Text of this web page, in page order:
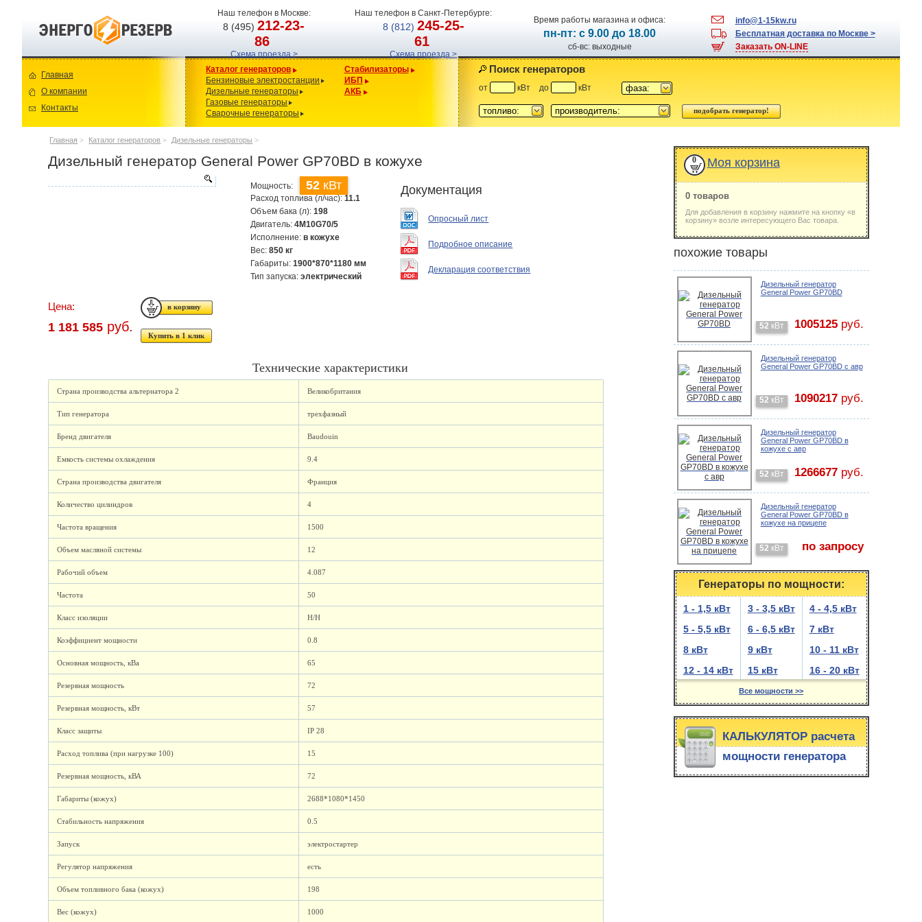
Наш телефон в Москве:
8 (495)212-23-
86
Схема проезда >
Наш телефон в Санкт-Петербурге:
8 (812) 245-25-
61
Схема проезда >
Время работы магазина и офиса:
пн-пт: с 9.00 до 18.00
сб-вс: выходные
info@1-15kw.ru
Бесплатная доставка по Москве >
Заказать ON-LINE
Главная
О компании
Контакты
Каталог генераторов
Бензиновые электростанции
Дизельные генераторы
Газовые генераторы
Сварочные генераторы
Стабилизаторы
ИБП
АКБ
Поиск генераторов
от кВт до кВт фаза:
топливо: производитель:
Главная > Каталог генераторов > Дизельные генераторы >
Дизельный генератор General Power GP70BD в кожухе
Мощность: 52 кВт
Расход топлива (л/час):11.1
Объем бака (л):198
Двигатель:4M10G70/5
Исполнение:в кожухе
Вес:850 кг
Габариты:1900*870*1180 мм
Тип запуска:электрический
Документация
Опросный лист
Подробное описание
Декларация соответствия
Цена:
1 181 585 руб.
Купить в 1 клик
Технические характеристики
Страна производства альтернатора 2 Великобритания
Тип генератора трехфазный
Бренд двигателя Baudouin
Емкость системы охлаждения 9.4
Страна производства двигателя Франция
Количество цилиндров 4
Частота вращения 1500
Объем масляной системы 12
Рабочий объем 4.087
Частота 50
Класс изоляции H/H
Коэффициент мощности 0.8
Основная мощность, кВа 65
Резервная мощность 72
Резервная мощность, кВт 57
Класс защиты IP 28
Расход топлива (при нагрузке 100) 15
Резервная мощность, кВА 72
Габариты (кожух) 2688*1080*1450
Стабильность напряжения 0.5
Запуск электростартер
Регулятор напряжения есть
Объем топливного бака (кожух) 198
Вес (кожух) 1000
0 Моя корзина
0 товаров
Для добавления в корзину нажмите на кнопку «в
корзину» возле интересующего Вас товара.
похожие товары
Дизельный генератор
General Power GP70BD
52 кВт 1005125руб.
Дизельный генератор
General Power GP70BD с авр
52 кВт 1090217руб.
Дизельный генератор
General Power GP70BD в
кожухе с авр
52 кВт 1266677руб.
Дизельный генератор
General Power GP70BD в
кожухе на прицепе
52 кВт по запросу
Генераторы по мощности:
1 - 1,5 кВт 3 - 3,5 кВт
4 - 4,5 кВт
5 - 5,5 кВт
6 - 6,5 кВт
7 кВт
8 кВт
9 кВт
10 - 11 кВт
12 - 14 кВт
15 кВт 16 - 20 кВт
Все мощности >>
КАЛЬКУЛЯТОР расчета
мощности генератора